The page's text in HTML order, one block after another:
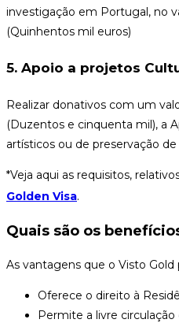
investigação em Portugal, no
(Quinhentos mil euros)
5. Apoio a projetos
Realizar donativos com um
(Duzentos e cinquenta mil), a
artísticos ou de preservação
*Veja aqui as requisitos,
Golden Visa.
Quais são os
As vantagens que o Visto Gold
Oferece o direito à
Permite a livre